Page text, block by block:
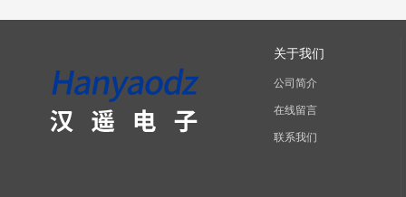
关于我们
公司简介
在线留言
联系我们